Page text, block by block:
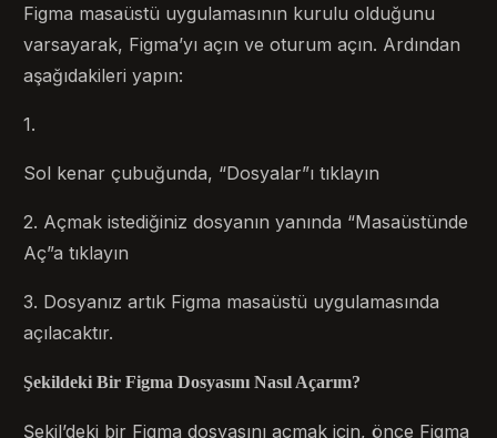
Figma masaüstü uygulamasının kurulu olduğunu
varsayarak, Figma’yı açın ve oturum açın. Ardından
aşağıdakileri yapın:
1.
Sol kenar çubuğunda, “Dosyalar”ı tıklayın
2. Açmak istediğiniz dosyanın yanında “Masaüstünde
Aç”a tıklayın
3. Dosyanız artık Figma masaüstü uygulamasında
açılacaktır.
Şekildeki Bir Figma Dosyasını Nasıl Açarım?
Şekil’deki bir Figma dosyasını açmak için, önce Figma